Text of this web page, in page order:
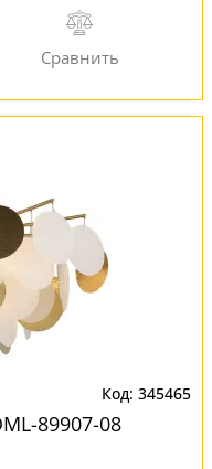
345465
89907-08